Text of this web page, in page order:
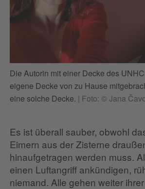
Die Autorin mit einer Decke des
eigene Decke von zu Hause
eine solche Decke. | Foto: © Jana
Es ist überall sauber, obwohl
Eimern aus der Zisterne
hinaufgetragen werden muss.
einen Luftangriff ankündigen,
niemand. Alle gehen weiter